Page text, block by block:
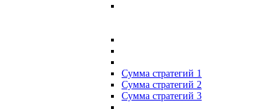
Сумма стратегий 1
Сумма стратегий 2
Сумма стратегий 3